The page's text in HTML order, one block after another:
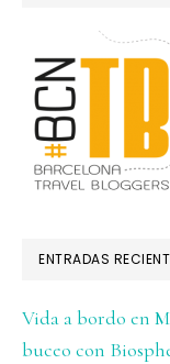
ENTRADAS
Vida a bordo en
buceo con